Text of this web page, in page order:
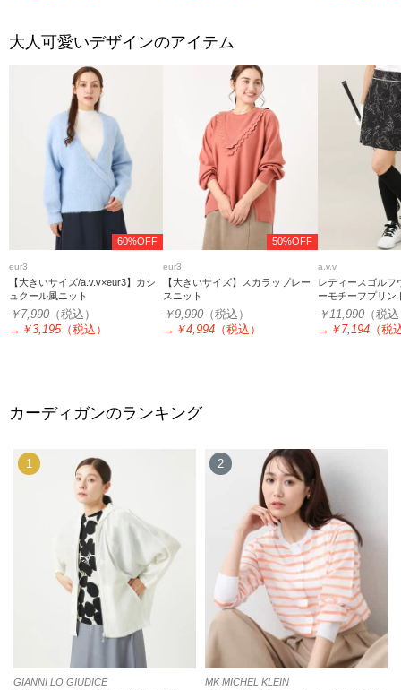
大人可愛いデザインのアイテム
60%OFF
eur3
【大きいサイズ/a.v.v×eur3】カシ
ュクール風ニット
￥7,990 （税込）
→ ￥3,195（税込）
50%OFF
eur3
【大きいサイズ】スカラップレー
スニット
￥9,990（税込）
→ ￥4,994 （税込）
a.v.v
レディースゴル
ーモチーフプリン
ト
￥11,990（税
→ ￥7,194（税
カーディガンのランキング
1
GIANNI LO GIUDICE
2
MK MICHEL KLEIN